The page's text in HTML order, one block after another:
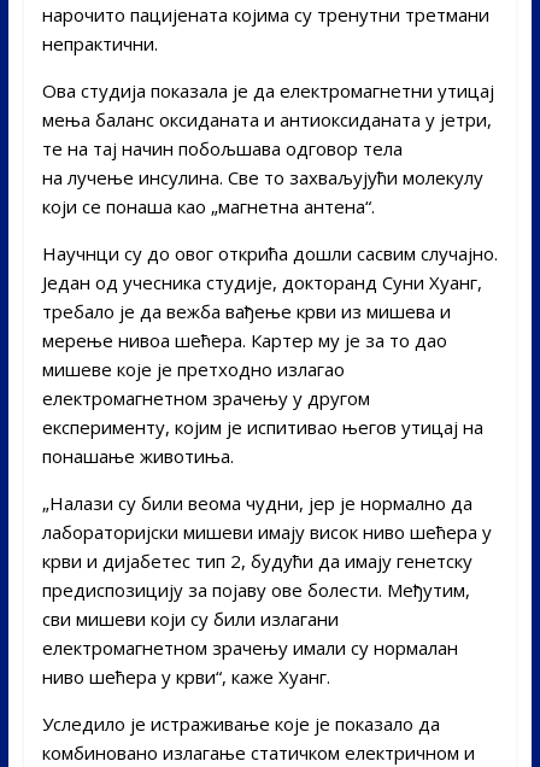
нарочито пацијената којима су тренутни третмани
непрактични.
Ова студија показала је да електромагнетни утицај
мења баланс оксиданата и антиоксиданата у јетри,
те на тај начин побољшава одговор тела
на лучење инсулина. Све то захваљујући молекулу
који се понаша као „магнетна антена“.
Научнци су до овог открића дошли сасвим случајно.
Један од учесника студије, докторанд Суни Хуанг,
требало је да вежба вађење крви из мишева и
мерење нивоа шећера. Картер му је за то дао
мишеве које је претходно излагао
електромагнетном зрачењу у другом
експерименту, којим је испитивао његов утицај на
понашање животиња.
„Налази су били веома чудни, јер је нормално да
лабораторијски мишеви имају висок ниво шећера у
крви и дијабетес тип 2, будући да имају генетску
предиспозицију за појаву ове болести. Међутим,
сви мишеви који су били излагани
електромагнетном зрачењу имали су нормалан
ниво шећера у крви“, каже Хуанг.
Уследило је истраживање које је показало да
комбиновано излагање статичком електричном и